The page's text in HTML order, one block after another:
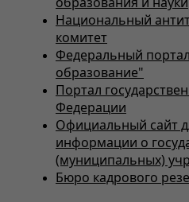
Национальный
комитет
Федеральный
образование"
Портал
Федерации
Официальный сайт
информации о
(муниципальных)
Бюро кадрового